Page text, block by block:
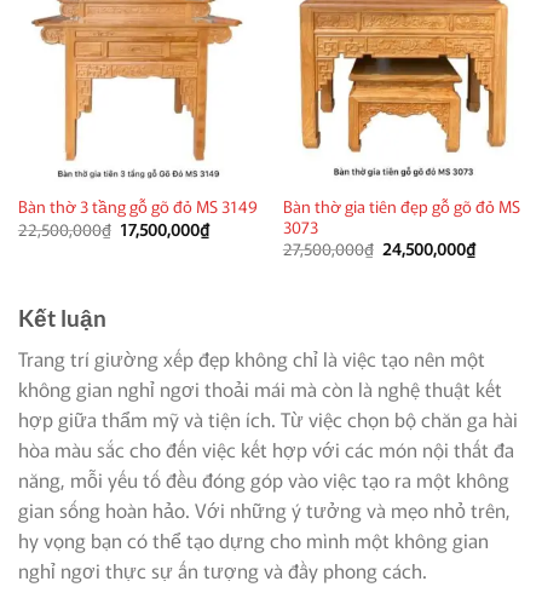
Bàn thờ 3 tầng gỗ gõ đỏ MS 3149
22,500,000₫ Giá
gốc
17,500,000₫Giá
hiện
Bàn thờ gia tiên đẹp gỗ gõ đỏ MS
3073
27,500,000₫ Giá
gốc
24,500,000₫Giá
hiện
Kết luận
Trang trí giường xếp đẹp không chỉ là việc tạo nên một
không gian nghỉ ngơi thoải mái mà còn là nghệ thuật kết
hợp giữa thẩm mỹ và tiện ích. Từ việc chọn bộ chăn ga hài
hòa màu sắc cho đến việc kết hợp với các món nội thất đa
năng, mỗi yếu tố đều đóng góp vào việc tạo ra một không
gian sống hoàn hảo. Với những ý tưởng và mẹo nhỏ trên,
hy vọng bạn có thể tạo dựng cho mình một không gian
nghỉ ngơi thực sự ấn tượng và đầy phong cách.